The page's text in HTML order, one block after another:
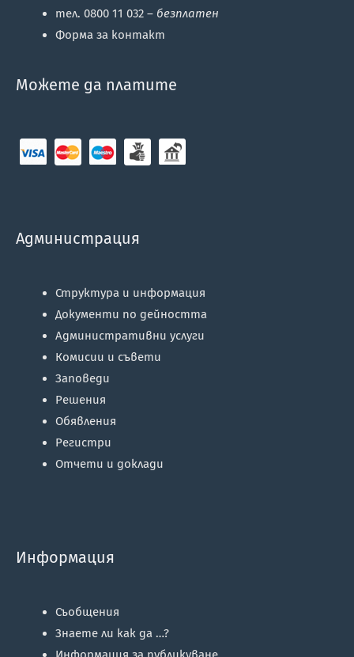
тел. 0800 11 032 – безплатен
Форма за контакт
Можете да платите
Администрация
Структура и информация
Документи по дейността
Административни услуги
Комисии и съвети
Заповеди
Решения
Обявления
Регистри
Отчети и доклади
Информация
Съобщения
Знаете ли как да …?